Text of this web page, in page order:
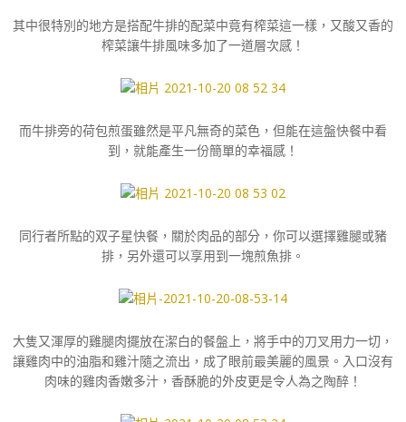
其中很特別的地方是搭配牛排的配菜中竟有榨菜這一樣，又酸又香的
榨菜讓牛排風味多加了一道層次感！
而牛排旁的荷包煎蛋雖然是平凡無奇的菜色，但能在這盤快餐中看
到，就能產生一份簡單的幸福感！
同行者所點的双子星快餐，關於肉品的部分，你可以選擇雞腿或豬
排，另外還可以享用到一塊煎魚排。
大隻又渾厚的雞腿肉擺放在潔白的餐盤上，將手中的刀叉用力一切，
讓雞肉中的油脂和雞汁隨之流出，成了眼前最美麗的風景。入口沒有
肉味的雞肉香嫩多汁，香酥脆的外皮更是令人為之陶醉！